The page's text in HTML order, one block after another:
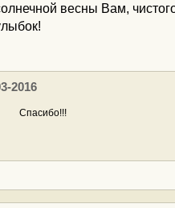
весны Вам,
2016
Спасибо!!!